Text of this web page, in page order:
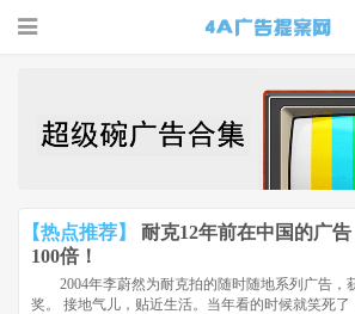
提案网 |
广告小报
| 广告圈
那点事
【热点推荐】
耐克12年前在中国的广
100倍！
2004年李蔚然为耐克拍的随时随地系列广告，
奖。 接地气儿，贴近生活。当年看的时候就笑死